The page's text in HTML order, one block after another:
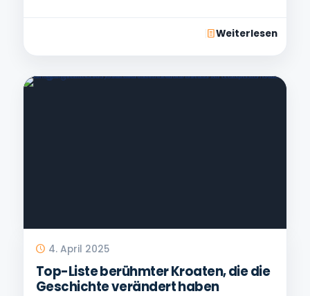
Weiterlesen
4. April 2025
Top-Liste berühmter Kroaten, die die
Geschichte verändert haben